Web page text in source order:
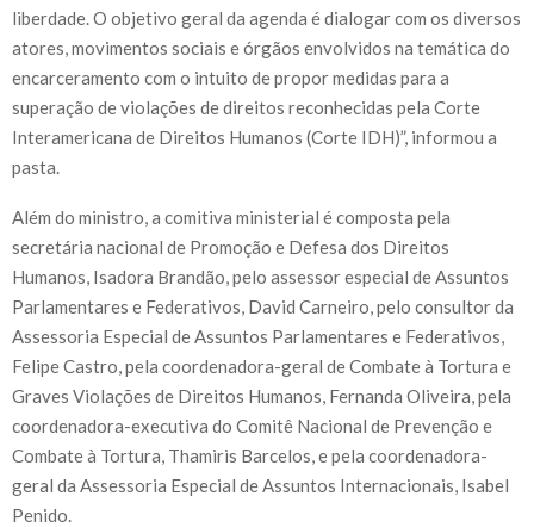
liberdade. O objetivo geral da agenda é dialogar com os diversos
atores, movimentos sociais e órgãos envolvidos na temática do
encarceramento com o intuito de propor medidas para a
superação de violações de direitos reconhecidas pela Corte
Interamericana de Direitos Humanos (Corte IDH)”, informou a
pasta.
Além do ministro, a comitiva ministerial é composta pela
secretária nacional de Promoção e Defesa dos Direitos
Humanos, Isadora Brandão, pelo assessor especial de Assuntos
Parlamentares e Federativos, David Carneiro, pelo consultor da
Assessoria Especial de Assuntos Parlamentares e Federativos,
Felipe Castro, pela coordenadora-geral de Combate à Tortura e
Graves Violações de Direitos Humanos, Fernanda Oliveira, pela
coordenadora-executiva do Comitê Nacional de Prevenção e
Combate à Tortura, Thamiris Barcelos, e pela coordenadora-
geral da Assessoria Especial de Assuntos Internacionais, Isabel
Penido.